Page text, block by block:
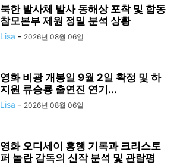
북한 발사체 발사 동해상 포착 및 합동
참모본부 제원 정밀 분석 상황
Lisa - 2026년 08월 06일
영화 비광 개봉일 9월 2일 확정 및 하
지원 류승룡 출연진 연기...
Lisa - 2026년 08월 06일
영화 오디세이 흥행 기록과 크리스토
퍼 놀란 감독의 신작 분석 및 관람평